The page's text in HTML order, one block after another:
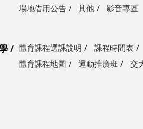
場地借用公告
其他 影音專區
體育課程選課說明 課程時間表
體育課程地圖
運動推廣班 交